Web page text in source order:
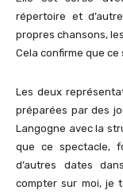
répertoire et
propres chansons,
Cela confirme que
Les deux
préparées par des
Langogne avec la
que ce spectacle,
d’autres dates
compter sur moi, je